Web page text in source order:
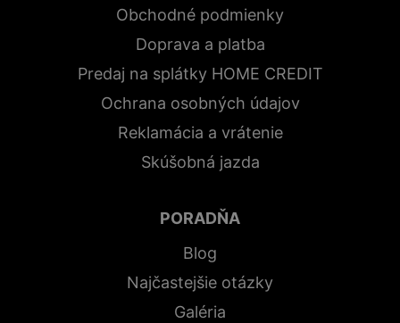
Obchodné podmienky
Doprava a platba
Predaj na splátky HOME CREDIT
Ochrana osobných údajov
Reklamácia a vrátenie
Skúšobná jazda
PORADŇA
Blog
Najčastejšie otázky
Galéria